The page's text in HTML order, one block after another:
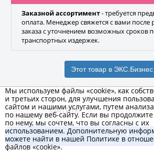
Заказной ассортимент- требуется
оплата. Менеджер свяжется с вами
заказа с уточнением возможных сроков
транспортных издержек.
Этот товар в ЭКС.Бизнес
MATRIX
Бренд
В корзину
936 ₽
Мы используем файлы «cookie», как
и третьих сторон, для улучшения
сайтом и нашими услугами, путем
по нашему веб-сайту. Если вы
по нему, мы сочтем, что вы согласны с их
использованием. Дополнительную
можете найти в нашей Политике в
файлов «cookie».